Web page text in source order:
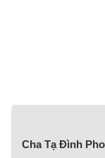
Cha Tạ Đình